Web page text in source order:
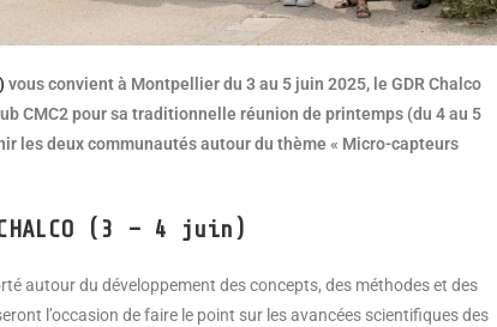
vous convient à Montpellier du 3 au 5 juin 2025, le GDR Chalco
CMC2 pour sa traditionnelle réunion de printemps (du 4 au 5
les deux communautés autour du thème « Micro-capteurs
(3 – 4 juin)
autour du développement des concepts, des méthodes et des
l’occasion de faire le point sur les avancées scientifiques des